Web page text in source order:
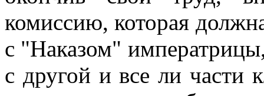
комиссию, которая
с "Наказом"
с другой и все ли части